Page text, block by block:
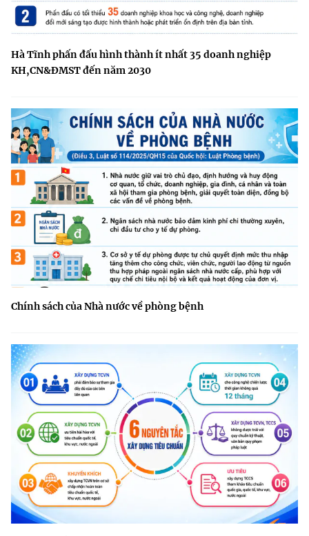
Hà Tĩnh phấn đấu hình thành ít nhất 35 doanh nghiệp
KH,CN&ĐMST đến năm 2030
Chính sách của Nhà nước về phòng bệnh